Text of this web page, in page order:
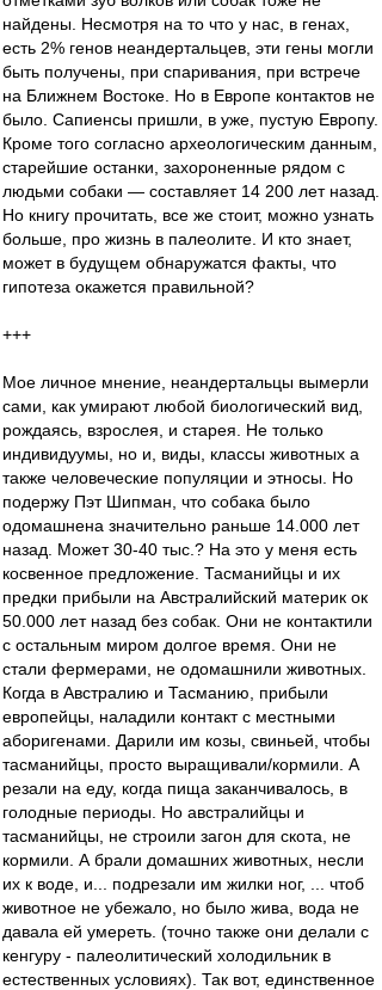
найдены. Несмотря на то что у нас, в генах,
есть 2% генов неандертальцев, эти гены могли
быть получены, при спаривания, при встрече
на Ближнем Востоке. Но в Европе контактов не
было. Сапиенсы пришли, в уже, пустую Европу.
Кроме того согласно археологическим данным,
старейшие останки, захороненные рядом с
людьми собаки — составляет 14 200 лет назад.
Но книгу прочитать, все же стоит, можно узнать
больше, про жизнь в палеолите. И кто знает,
может в будущем обнаружатся факты, что
гипотеза окажется правильной?
+++
Мое личное мнение, неандертальцы вымерли
сами, как умирают любой биологический вид,
рождаясь, взрослея, и старея. Не только
индивидуумы, но и, виды, классы животных а
также человеческие популяции и этносы. Но
подержу Пэт Шипман, что собака было
одомашнена значительно раньше 14.000 лет
назад. Может 30-40 тыс.? На это у меня есть
косвенное предложение. Тасманийцы и их
предки прибыли на Австралийский материк ок
50.000 лет назад без собак. Они не контактили
с остальным миром долгое время. Они не
стали фермерами, не одомашнили животных.
Когда в Австралию и Тасманию, прибыли
европейцы, наладили контакт с местными
аборигенами. Дарили им козы, свиньей, чтобы
тасманийцы, просто выращивали/кормили. А
резали на еду, когда пища заканчивалось, в
голодные периоды. Но австралийцы и
тасманийцы, не строили загон для скота, не
кормили. А брали домашних животных, несли
их к воде, и... подрезали им жилки ног, ... чтоб
животное не убежало, но было жива, вода не
давала ей умереть. (точно также они делали с
кенгуру - палеолитический холодильник в
естественных условиях). Так вот, единственное